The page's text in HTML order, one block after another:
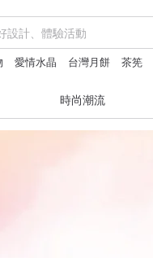
愛情水晶 台灣月餅 茶筅
時尚潮流